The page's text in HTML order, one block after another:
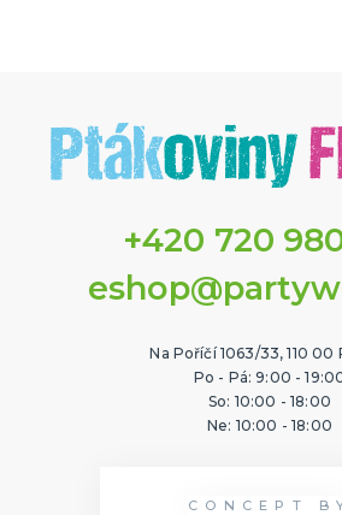
+420 720
Na Poříčí 1063/33, 110 00
Po - Pá: 9:00 -
So: 10:00 - 18:00
Ne: 10:00 - 18:00
CONCEPT